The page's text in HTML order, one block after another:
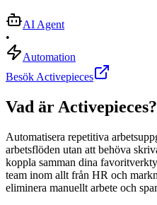
AI Agent
•
Automation
Besök Activepieces
Vad är Activepieces?
Automatisera repetitiva
arbetsflöden utan att behöva
koppla samman dina
team inom allt från HR och
eliminera manuellt arbete och